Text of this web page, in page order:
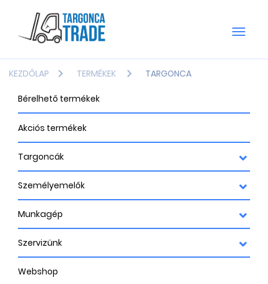
Toggle
KEZDŐLAP TERMÉKEK TARGONCA
Bérelhető termékek
Akciós termékek
Targoncák
Személyemelők
Munkagép
Szervizünk
Webshop